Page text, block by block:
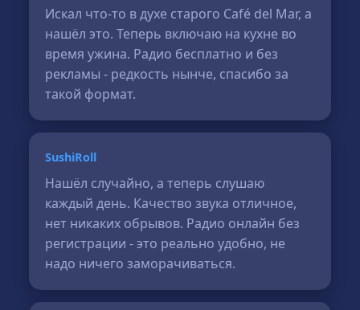
Искал что-то в духе старого Café del Mar, а
нашёл это. Теперь включаю на кухне во
время ужина. Радио бесплатно и без
рекламы - редкость нынче, спасибо за
такой формат.
SushiRoll
Нашёл случайно, а теперь слушаю
каждый день. Качество звука отличное,
нет никаких обрывов. Радио онлайн без
регистрации - это реально удобно, не
надо ничего заморачиваться.